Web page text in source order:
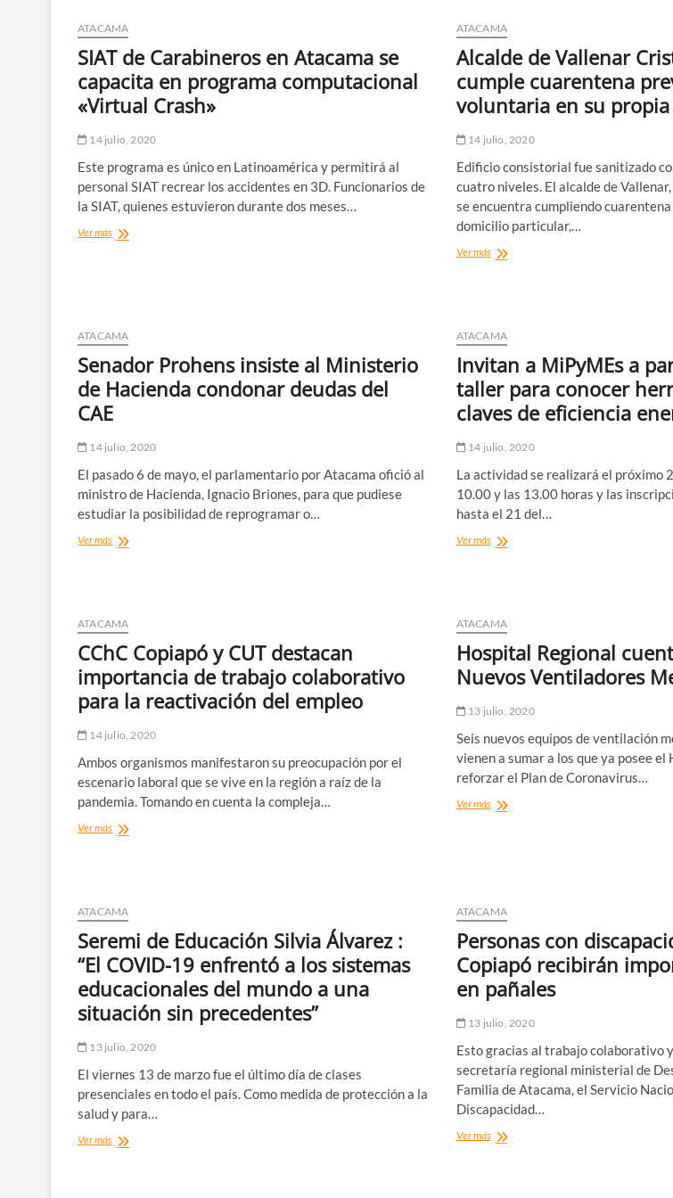
ATACAMA
SIAT de Carabineros en Atacama se
capacita en programa computacional
«Virtual Crash»
14 julio, 2020
Este programa es único en Latinoamérica y permitirá al
personal SIAT recrear los accidentes en 3D. Funcionarios de
la SIAT, quienes estuvieron durante dos meses…
Ver másSIAT
en
programa
computacional
«Virtual
Crash»
ATACAMA
Alcalde de Vallenar
cumple cuarentena
voluntaria en su propia
14 julio, 2020
Edificio consistorial fue sanitizado
cuatro niveles. El alcalde de
se encuentra cumpliendo
domicilio particular,…
Ver másAlcalde
cumple
cuarentena
preventiva
en
su
casa.
ATACAMA
Senador Prohens insiste al Ministerio
de Hacienda condonar deudas del
CAE
14 julio, 2020
El pasado 6 de mayo, el parlamentario por Atacama ofició al
ministro de Hacienda, Ignacio Briones, para que pudiese
estudiar la posibilidad de reprogramar o…
Ver másSenador
de
Hacienda
condonar
deudas
del
CAE
ATACAMA
Invitan a MiPyMEs a
taller para conocer
claves de eficiencia
14 julio, 2020
La actividad se realizará el próximo
10.00 y las 13.00 horas y las
hasta el 21 del…
Ver másInvitan
en
taller
para
conocer
herramientas
de
energética
ATACAMA
CChC Copiapó y CUT destacan
importancia de trabajo colaborativo
para la reactivación del empleo
14 julio, 2020
Ambos organismos manifestaron su preocupación por el
escenario laboral que se vive en la región a raíz de la
pandemia. Tomando en cuenta la compleja…
Ver másCChC
importancia
de
trabajo
colaborativo
para
la
reactivación
del
ATACAMA
Hospital Regional
Nuevos Ventiladores
13 julio, 2020
Seis nuevos equipos de ventilación
vienen a sumar a los que ya posee
reforzar el Plan de Coronavirus…
Ver másHospital
Mecánicos
ATACAMA
Seremi de Educación Silvia Álvarez :
“El COVID-19 enfrentó a los sistemas
educacionales del mundo a una
situación sin precedentes”
13 julio, 2020
El viernes 13 de marzo fue el último día de clases
presenciales en todo el país. Como medida de protección a la
salud y para…
Ver másSeremi
ATACAMA
Personas con
Copiapó recibirán
en pañales
13 julio, 2020
Esto gracias al trabajo colaborativo
secretaría regional ministerial de
Familia de Atacama, el Servicio
Discapacidad…
Ver másPersonas